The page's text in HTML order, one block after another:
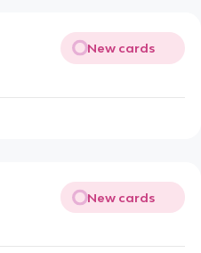
New cards
New cards